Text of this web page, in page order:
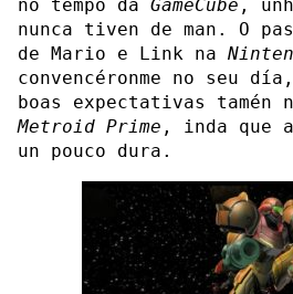
no tempo da GameCube ,
nunca tiven de man. O
de Mario e Link na
convencéronme no seu
boas expectativas tamén
Metroid Prime , inda que
un pouco dura.